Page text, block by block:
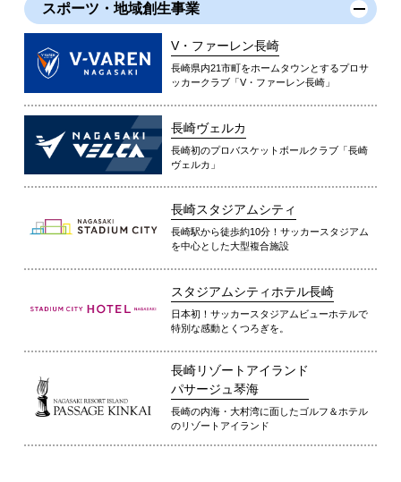
スポーツ・地域創生事業
V・ファーレン長崎
長崎県内21市町をホームタウンとするプロサ
ッカークラブ「V・ファーレン長崎」
長崎ヴェルカ
長崎初のプロバスケットボールクラブ「長崎
ヴェルカ」
長崎スタジアムシティ
長崎駅から徒歩約10分！サッカースタジアム
を中心とした大型複合施設
スタジアムシティホテル長崎
日本初！サッカースタジアムビューホテルで
特別な感動とくつろぎを。
長崎リゾートアイランド
パサージュ琴海
長崎の内海・大村湾に面したゴルフ＆ホテル
のリゾートアイランド